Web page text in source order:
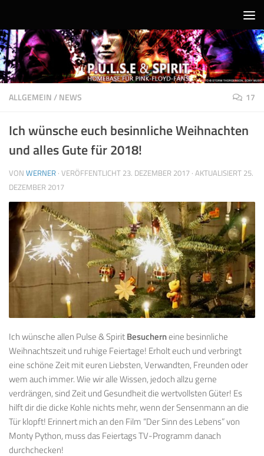
ALLGEMEIN/NEWS 17
Ich wünsche euch besinnliche Weihnachten
und alles Gute für 2018!
VON WERNER · VERÖFFENTLICHT 23. DEZEMBER 2017 · AKTUALISIERT 25.
DEZEMBER 2017
Ich wünsche allen Pulse & SpiritBesucherneine besinnliche
Weihnachtszeit und ruhige Feiertage! Erholt euch und verbringt
eine schöne Zeit mit euren Liebsten, Verwandten, Freunden oder
wem auch immer. Wie wir alle Wissen, jedoch allzu gerne
verdrängen, sind Zeit und Gesundheit die wertvollsten Güter! Es
hilft dir die dicke Kohle nichts mehr, wenn der Sensenmann an die
Tür klopft! Erinnert mich an den Film “Der Sinn des Lebens” von
Monty Python, muss das Feiertags TV-Programm danach
durchchecken!